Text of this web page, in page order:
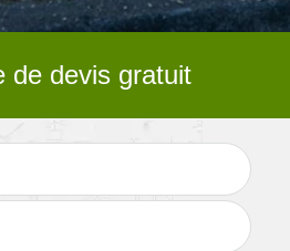
de devis gratuit